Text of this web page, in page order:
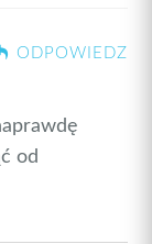
ODPOWIEDZ
od